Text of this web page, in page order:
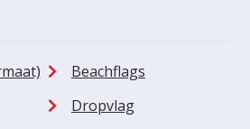
Beachflags
Dropvlag